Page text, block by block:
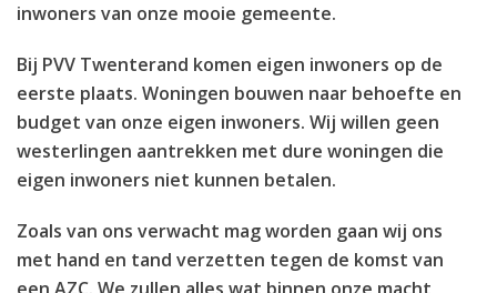
inwoners van onze mooie gemeente.
Bij PVV Twenterand komen eigen inwoners op de
eerste plaats. Woningen bouwen naar behoefte en
budget van onze eigen inwoners. Wij willen geen
westerlingen aantrekken met dure woningen die
eigen inwoners niet kunnen betalen.
Zoals van ons verwacht mag worden gaan wij ons
met hand en tand verzetten tegen de komst van